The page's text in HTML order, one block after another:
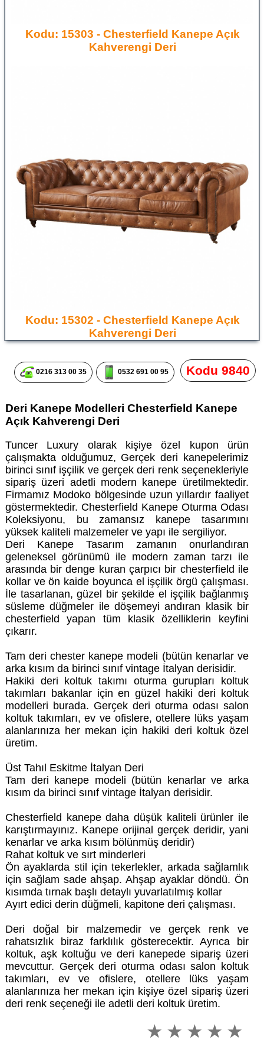
Kodu: 15303 - Chesterfield Kanepe Açık
Kahverengi Deri
Kodu: 15302 - Chesterfield Kanepe Açık
Kahverengi Deri
0216 313 00 35 0532 691 00 95 Kodu 9840
Deri Kanepe Modelleri Chesterfield Kanepe
Açık Kahverengi Deri
Tuncer Luxury olarak kişiye özel kupon ürün
çalışmakta olduğumuz, Gerçek deri kanepelerimiz
birinci sınıf işçilik ve gerçek deri renk seçenekleriyle
sipariş üzeri adetli modern kanepe üretilmektedir.
Firmamız Modoko bölgesinde uzun yıllardır faaliyet
göstermektedir. Chesterfield Kanepe Oturma Odası
Koleksiyonu, bu zamansız kanepe tasarımını
yüksek kaliteli malzemeler ve yapı ile sergiliyor.
Deri Kanepe Tasarım zamanın onurlandıran
geleneksel görünümü ile modern zaman tarzı ile
arasında bir denge kuran çarpıcı bir chesterfield ile
kollar ve ön kaide boyunca el işçilik örgü çalışması.
İle tasarlanan, güzel bir şekilde el işçilik bağlanmış
süsleme düğmeler ile döşemeyi andıran klasik bir
chesterfield yapan tüm klasik özelliklerin keyfini
çıkarır.
Tam deri chester kanepe modeli (bütün kenarlar ve
arka kısım da birinci sınıf vintage İtalyan derisidir.
Hakiki deri koltuk takımı oturma gurupları koltuk
takımları bakanlar için en güzel hakiki deri koltuk
modelleri burada. Gerçek deri oturma odası salon
koltuk takımları, ev ve ofislere, otellere lüks yaşam
alanlarınıza her mekan için hakiki deri koltuk özel
üretim.
Üst Tahıl Eskitme İtalyan Deri
Tam deri kanepe modeli (bütün kenarlar ve arka
kısım da birinci sınıf vintage İtalyan derisidir.
Chesterfield kanepe daha düşük kaliteli ürünler ile
karıştırmayınız. Kanepe orijinal gerçek deridir, yani
kenarlar ve arka kısım bölünmüş deridir)
Rahat koltuk ve sırt minderleri
Ön ayaklarda stil için tekerlekler, arkada sağlamlık
için sağlam sade ahşap. Ahşap ayaklar döndü. Ön
kısımda tırnak başlı detaylı yuvarlatılmış kollar
Ayırt edici derin düğmeli, kapitone deri çalışması.
Deri doğal bir malzemedir ve gerçek renk ve
rahatsızlık biraz farklılık gösterecektir. Ayrıca bir
koltuk, aşk koltuğu ve deri kanepede sipariş üzeri
mevcuttur. Gerçek deri oturma odası salon koltuk
takımları, ev ve ofislere, otellere lüks yaşam
alanlarınıza her mekan için kişiye özel sipariş üzeri
deri renk seçeneği ile adetli deri koltuk üretim.